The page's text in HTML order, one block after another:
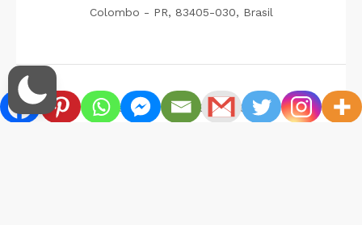
Colombo - PR, 83405-030, Brasil
Tel.: +55 (41) 99865-9361